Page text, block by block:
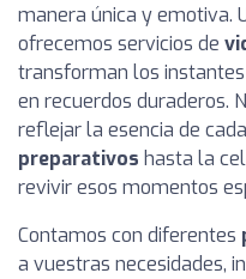
manera única y emotiva.
ofrecemos servicios de
transforman los
en recuerdos duraderos.
reflejar la esencia de
preparativos hasta la
revivir esos momentos
Contamos con diferentes
a vuestras necesidades,